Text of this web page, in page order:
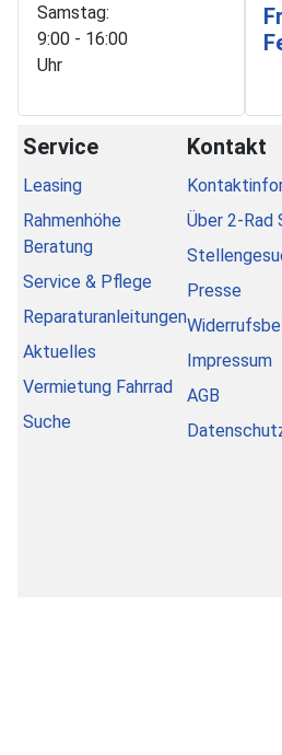
Samstag:
9:00 - 16:00
Uhr
Service
Leasing
Rahmenhöhe
Beratung
Service & Pflege
Reparaturanleitungen
Aktuelles
Vermietung Fahrrad
Suche
Kontakt
Über 2-Rad
Presse
Impressum
AGB